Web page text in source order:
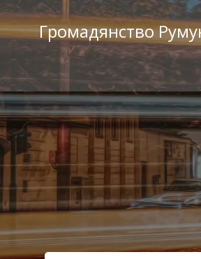
Перейти
к
содержимомуГромадянство